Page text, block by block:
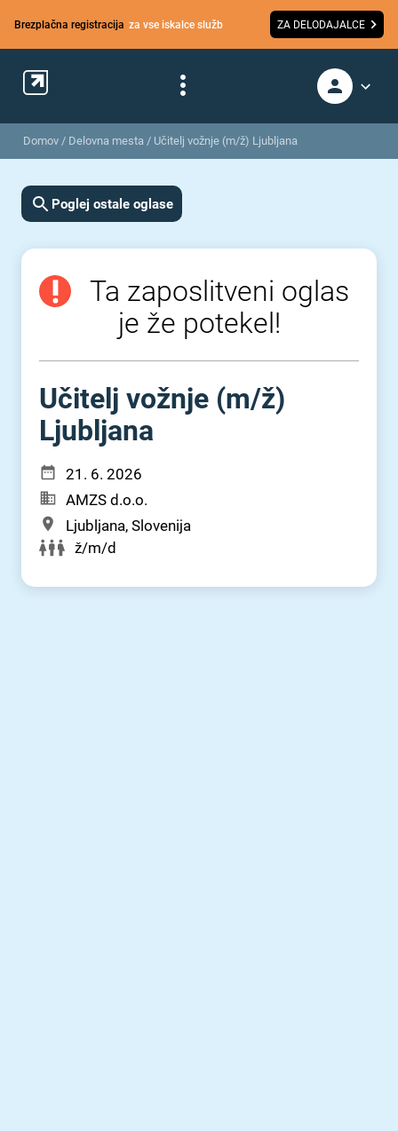
Brezplačna registracija za vse iskalce služb ZA DELODAJALCE
Domov / Delovna mesta / Učitelj vožnje (m/ž) Ljubljana
Poglej ostale oglase
Ta zaposlitveni oglas
je že potekel!
Učitelj vožnje (m⁠/⁠ž)
Ljubljana
21. 6. 2026
AMZS d.o.o.
Ljubljana, Slovenija
ž/m/d